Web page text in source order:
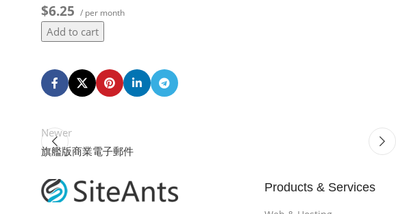
$6.25 / per month
Add to cart
Newer
旗艦版商業電子郵件
Products & Services